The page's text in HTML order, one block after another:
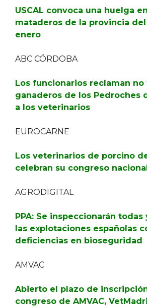
USCAL convoca una huelga
mataderos de la provincia del
enero
ABC CÓRDOBA
Los funcionarios reclaman
ganaderos de los Pedroches
a los veterinarios
EUROCARNE
Los veterinarios de porcino
celebran su congreso
AGRODIGITAL
PPA: Se inspeccionarán
las explotaciones españolas
deficiencias en bioseguridad
AMVAC
Abierto el plazo de
congreso de AMVAC,